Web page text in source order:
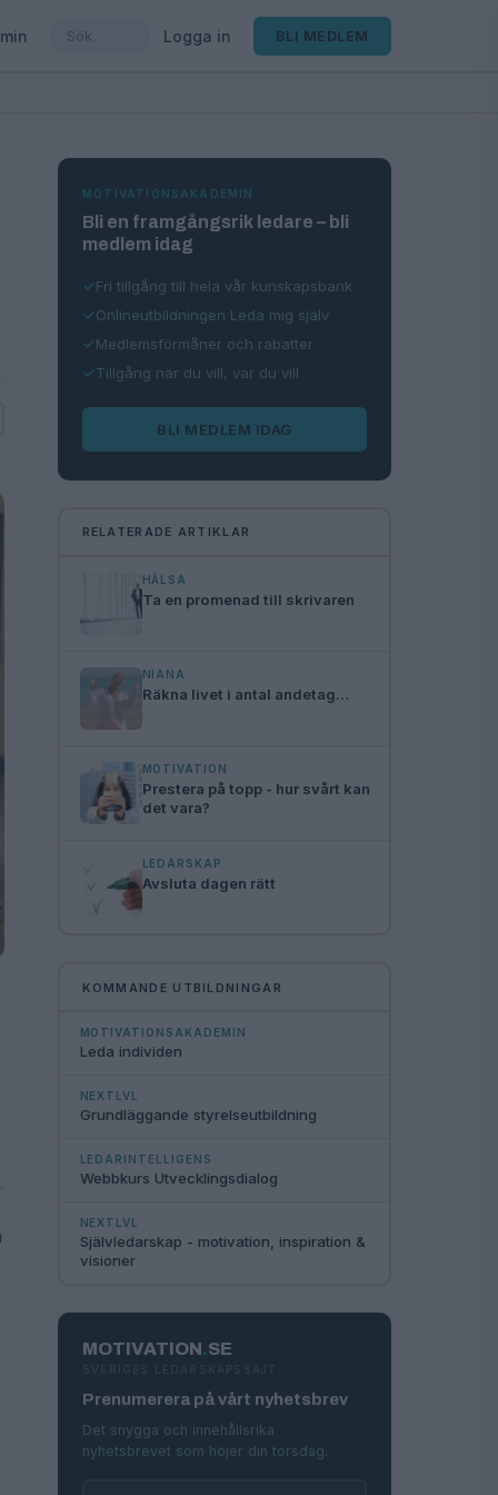
Logga in BLI MEDLEM
MOTIVATIONSAKADEMIN
Bli en framgångsrik ledare – bli
medlem idag
Fri tillgång till hela vår kunskapsbank
Onlineutbildningen Leda mig själv
Medlemsförmåner och rabatter
Tillgång när du vill, var du vill
BLI MEDLEM IDAG
RELATERADE ARTIKLAR
HÄLSA
Ta en promenad till skrivaren
NIANA
Räkna livet i antal andetag…
MOTIVATION
Prestera på topp - hur svårt kan
det vara?
LEDARSKAP
Avsluta dagen rätt
KOMMANDE UTBILDNINGAR
MOTIVATIONSAKADEMIN
Leda individen
NEXTLVL
Grundläggande styrelseutbildning
LEDARINTELLIGENS
Webbkurs Utvecklingsdialog
NEXTLVL
Självledarskap - motivation, inspiration &
visioner
MOTIVATION.SE
SVERIGES LEDARSKAPSSAJT
Prenumerera på vårt nyhetsbrev
Det snygga och innehållsrika
nyhetsbrevet som höjer din torsdag.